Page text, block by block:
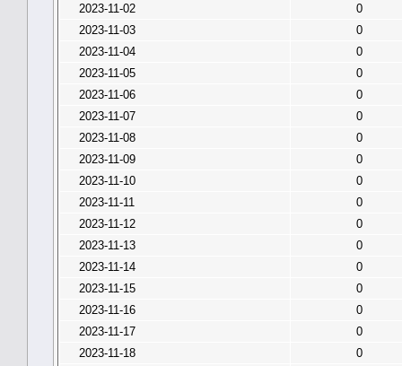
2023-11-02
0
2023-11-03
0
2023-11-04
0
2023-11-05
0
2023-11-06
0
2023-11-07
0
2023-11-08
0
2023-11-09
0
2023-11-10
0
2023-11-11
0
2023-11-12
0
2023-11-13
0
2023-11-14
0
2023-11-15
0
2023-11-16
0
2023-11-17
0
2023-11-18
0